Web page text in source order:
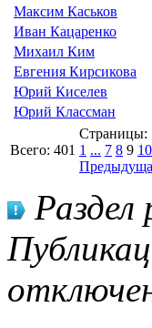
Максим Каськов
Иван Кацаренко
Михаил Ким
Евгения Кирсикова
Юрий Киселев
Юрий Классман
Всего: 401
Страницы:
1 ... 7 8 9 10